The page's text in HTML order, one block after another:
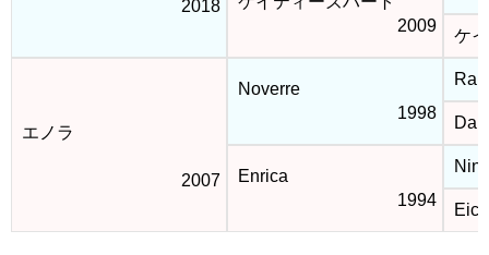
2018
2009
ケ
エノラ
2007
Noverre
1998
Enrica
1994